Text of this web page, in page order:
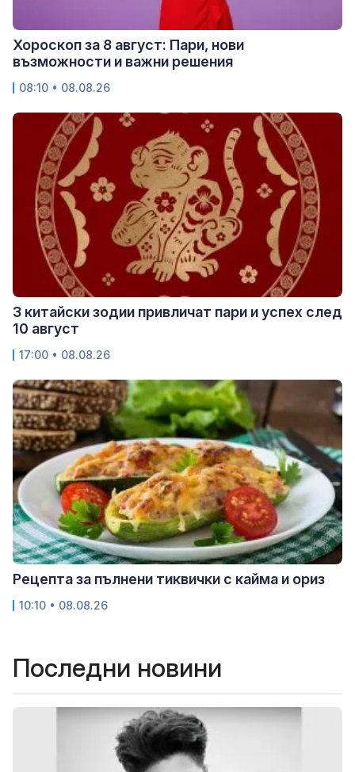
Хороскоп за 8 август: Пари, нови
възможности и важни решения
08:10 • 08.08.26
3 китайски зодии привличат пари и успех след
10 август
17:00 • 08.08.26
Рецепта за пълнени тиквички с кайма и ориз
10:10 • 08.08.26
Последни новини